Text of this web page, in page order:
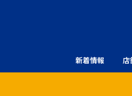
新着情報 店